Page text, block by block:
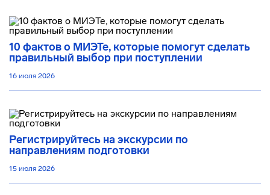
10 фактов о МИЭТе, которые помогут сделать
правильный выбор при поступлении
16 июля 2026
Регистрируйтесь на экскурсии по
направлениям подготовки
15 июля 2026